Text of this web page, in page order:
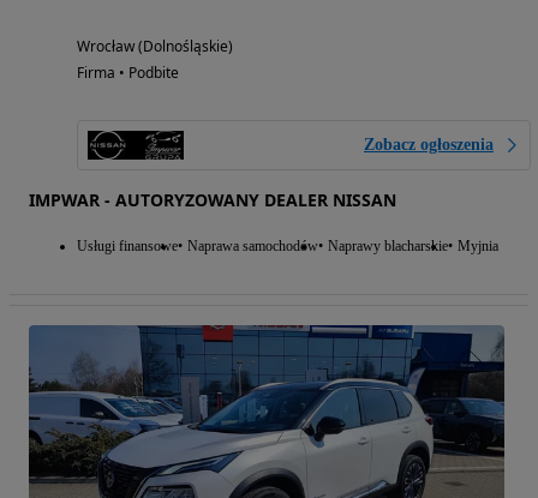
Wrocław (Dolnośląskie)
Firma • Podbite
Zobacz ogłoszenia
IMPWAR - AUTORYZOWANY DEALER NISSAN
Usługi finansowe Naprawa samochodów Naprawy blacharskie Myjnia